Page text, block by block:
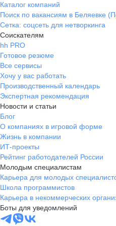
Каталог компаний
Поиск по вакансиям в Беляевке
Сетка: соцсеть для нетворкинга
Соискателям
hh PRO
Готовое резюме
Все сервисы
Хочу у вас работать
Производственный календарь
Экспертная рекомендация
Новости и статьи
Блог
О компаниях в игровой форме
Жизнь в компании
ИТ-проекты
Рейтинг работодателей России
Молодым специалистам
Карьера для молодых
Школа программистов
Карьера в некоммерческих
Боты для уведомлений